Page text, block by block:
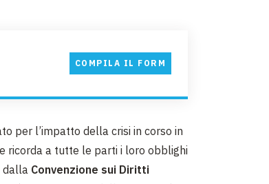
COMPILA IL FORM
per l’impatto della crisi in corso in
ricorda a tutte le parti i loro obblighi
dalla Convenzione sui Diritti